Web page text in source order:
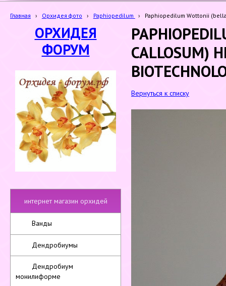
Главная › Орхидея фото › Paphiopedilum › Paphiopedilum Wottonii
ОРХИДЕЯ
ФОРУМ
интернет магазин орхидей
Ванды
Дендробиумы
Дендробиум
монилиформе
CALLOSUM)
Вернуться к списку